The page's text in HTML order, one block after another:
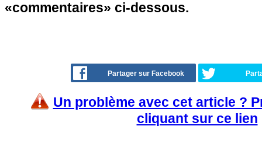
«commentaires» ci-dessous.
Partager sur Facebook
Un problème avec cet article ?
cliquant sur ce lien